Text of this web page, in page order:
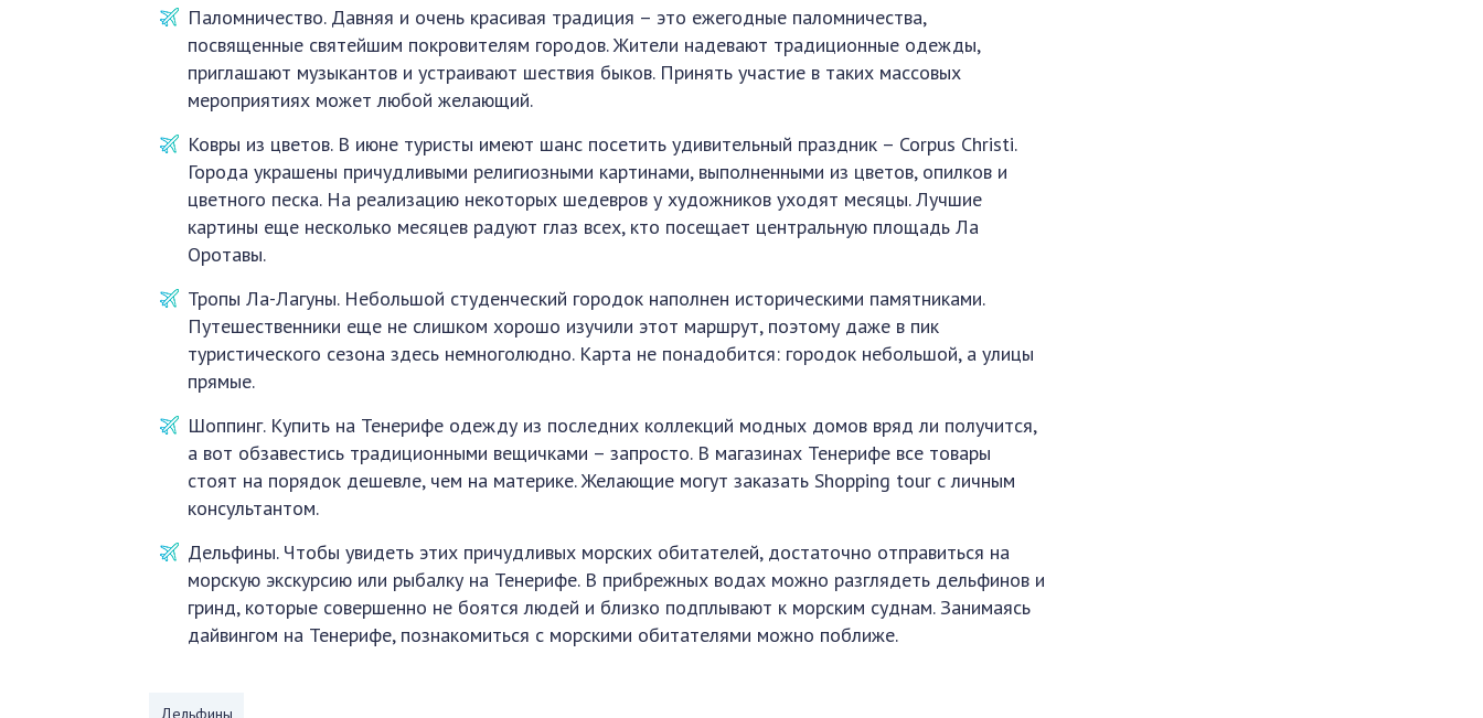
Паломничество. Давняя и очень красивая традиция – это ежегодные паломничества,
посвященные святейшим покровителям городов. Жители надевают традиционные одежды,
приглашают музыкантов и устраивают шествия быков. Принять участие в таких массовых
мероприятиях может любой желающий.
Ковры из цветов. В июне туристы имеют шанс посетить удивительный праздник – Corpus Christi.
Города украшены причудливыми религиозными картинами, выполненными из цветов, опилков и
цветного песка. На реализацию некоторых шедевров у художников уходят месяцы. Лучшие
картины еще несколько месяцев радуют глаз всех, кто посещает центральную площадь Ла
Оротавы.
Тропы Ла-Лагуны. Небольшой студенческий городок наполнен историческими памятниками.
Путешественники еще не слишком хорошо изучили этот маршрут, поэтому даже в пик
туристического сезона здесь немноголюдно. Карта не понадобится: городок небольшой, а улицы
прямые.
Шоппинг. Купить на Тенерифе одежду из последних коллекций модных домов вряд ли получится,
а вот обзавестись традиционными вещичками – запросто. В магазинах Тенерифе все товары
стоят на порядок дешевле, чем на материке. Желающие могут заказать Shopping tour с личным
консультантом.
Дельфины. Чтобы увидеть этих причудливых морских обитателей, достаточно отправиться на
морскую экскурсию или рыбалку на Тенерифе. В прибрежных водах можно разглядеть дельфинов и
гринд, которые совершенно не боятся людей и близко подплывают к морским суднам. Занимаясь
дайвингом на Тенерифе, познакомиться с морскими обитателями можно поближе.
Дельфины